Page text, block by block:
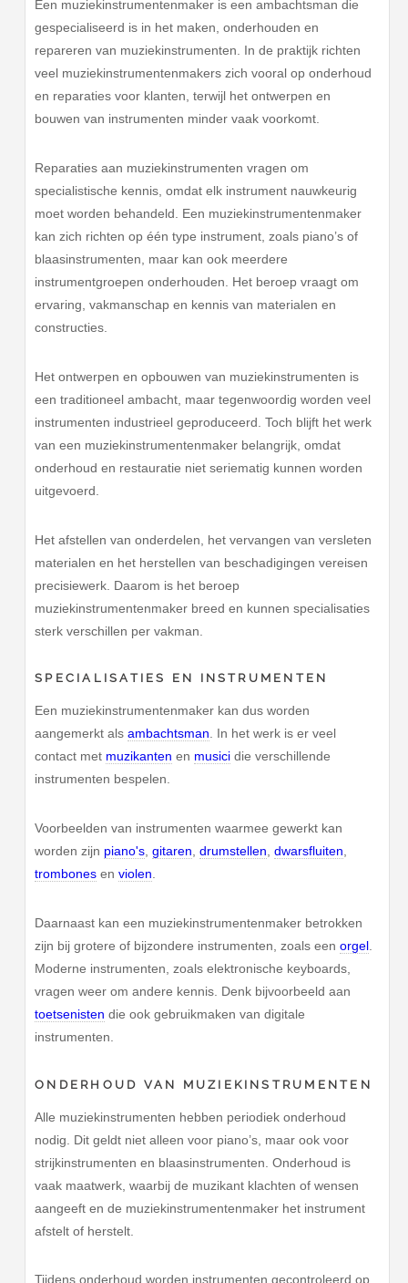
Een muziekinstrumentenmaker is een ambachtsman die
gespecialiseerd is in het maken, onderhouden en
repareren van muziekinstrumenten. In de praktijk richten
veel muziekinstrumentenmakers zich vooral op onderhoud
en reparaties voor klanten, terwijl het ontwerpen en
bouwen van instrumenten minder vaak voorkomt.
Reparaties aan muziekinstrumenten vragen om
specialistische kennis, omdat elk instrument nauwkeurig
moet worden behandeld. Een muziekinstrumentenmaker
kan zich richten op één type instrument, zoals piano’s of
blaasinstrumenten, maar kan ook meerdere
instrumentgroepen onderhouden. Het beroep vraagt om
ervaring, vakmanschap en kennis van materialen en
constructies.
Het ontwerpen en opbouwen van muziekinstrumenten is
een traditioneel ambacht, maar tegenwoordig worden veel
instrumenten industrieel geproduceerd. Toch blijft het werk
van een muziekinstrumentenmaker belangrijk, omdat
onderhoud en restauratie niet seriematig kunnen worden
uitgevoerd.
Het afstellen van onderdelen, het vervangen van versleten
materialen en het herstellen van beschadigingen vereisen
precisiewerk. Daarom is het beroep
muziekinstrumentenmaker breed en kunnen specialisaties
sterk verschillen per vakman.
SPECIALISATIES EN INSTRUMENTEN
Een muziekinstrumentenmaker kan dus worden
aangemerkt alsambachtsman. In het werk is er veel
contact met muzikanten en musici die verschillende
instrumenten bespelen.
Voorbeelden van instrumenten waarmee gewerkt kan
worden zijn piano's ,gitaren ,drumstellen ,dwarsfluiten
trombones enviolen
Daarnaast kan een muziekinstrumentenmaker betrokken
zijn bij grotere of bijzondere instrumenten, zoals eenorgel
Moderne instrumenten, zoals elektronische keyboards,
vragen weer om andere kennis. Denk bijvoorbeeld aan
toetsenisten die ook gebruikmaken van digitale
instrumenten.
ONDERHOUD VAN MUZIEKINSTRUMENTEN
Alle muziekinstrumenten hebben periodiek onderhoud
nodig. Dit geldt niet alleen voor piano’s, maar ook voor
strijkinstrumenten en blaasinstrumenten. Onderhoud is
vaak maatwerk, waarbij de muzikant klachten of wensen
aangeeft en de muziekinstrumentenmaker het instrument
afstelt of herstelt.
Tijdens onderhoud worden instrumenten gecontroleerd op